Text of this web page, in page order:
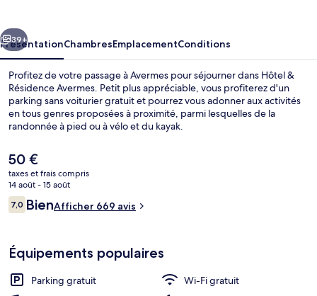
Suivant
39+
PrésentationChambresEmplacementConditions
Profitez de votre passage à Avermes pour séjourner dans Hôtel &
Résidence Avermes. Petit plus appréciable, vous profiterez d'un
parking sans voiturier gratuit et pourrez vous adonner aux activités
en tous genres proposées à proximité, parmi lesquelles de la
randonnée à pied ou à vélo et du kayak.
Le
prix
actuel
est
de
50 €
taxes et frais compris
14 août - 15 août
Avis
voyageurs
7,07,0 sur 10
BienAfficher 669 avis
Équipements populaires
Parking gratuit
Wi-Fi gratuit